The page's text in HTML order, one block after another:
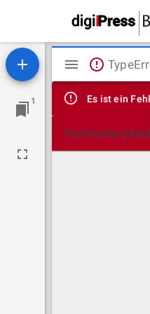
1
Mirador
Viewer
Es ist ein
Technische